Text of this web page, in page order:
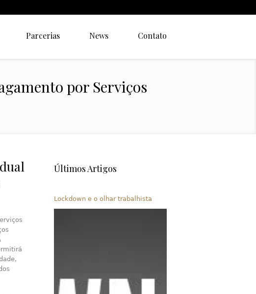
Parcerias News Contato
por Serviços
Últimos Artigos
Lockdown e o olhar trabalhista